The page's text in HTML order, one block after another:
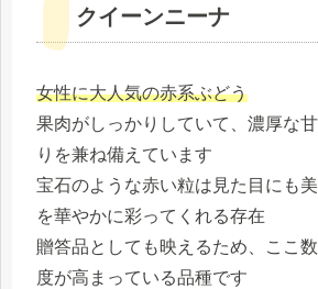
クイーンニーナ
女性に大人気の赤系ぶどう
果肉がしっかりしていて、濃厚な
りを兼ね備えています
宝石のような赤い粒は見た目にも
を華やかに彩ってくれる存在
贈答品としても映えるため、ここ
度が高まっている品種です